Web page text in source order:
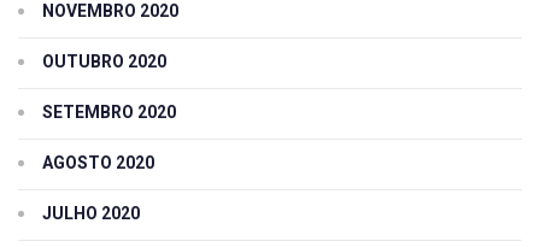
NOVEMBRO 2020
OUTUBRO 2020
SETEMBRO 2020
AGOSTO 2020
JULHO 2020